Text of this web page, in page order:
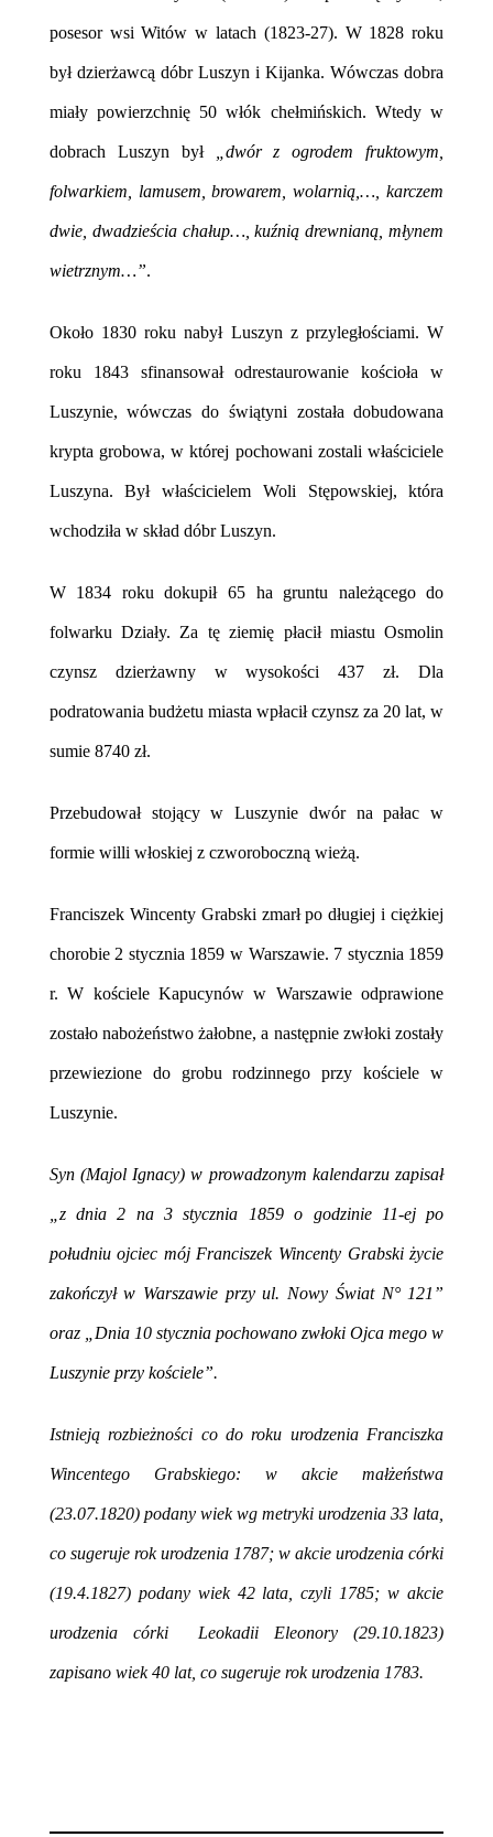
posesor wsi Witów w latach (1823-27). W 1828 roku
był dzierżawcą dóbr Luszyn i Kijanka. Wówczas dobra
miały powierzchnię 50 włók chełmińskich. Wtedy w
dobrach Luszyn był „dwór z ogrodem fruktowym,
folwarkiem, lamusem, browarem, wolarnią,…, karczem
dwie, dwadzieścia chałup…, kuźnią drewnianą, młynem
wietrznym…”.
Około 1830 roku nabył Luszyn z przyległościami. W
roku 1843 sfinansował odrestaurowanie kościoła w
Luszynie, wówczas do świątyni została dobudowana
krypta grobowa, w której pochowani zostali właściciele
Luszyna. Był właścicielem Woli Stępowskiej, która
wchodziła w skład dóbr Luszyn.
W 1834 roku dokupił 65 ha gruntu należącego do
folwarku Działy. Za tę ziemię płacił miastu Osmolin
czynsz dzierżawny w wysokości 437 zł. Dla
podratowania budżetu miasta wpłacił czynsz za 20 lat, w
sumie 8740 zł.
Przebudował stojący w Luszynie dwór na pałac w
formie willi włoskiej z czworoboczną wieżą.
Franciszek Wincenty Grabski zmarł po długiej i ciężkiej
chorobie 2 stycznia 1859 w Warszawie. 7 stycznia 1859
r. W kościele Kapucynów w Warszawie odprawione
zostało nabożeństwo żałobne, a następnie zwłoki zostały
przewiezione do grobu rodzinnego przy kościele w
Luszynie.
Syn (Majol Ignacy) w prowadzonym kalendarzu zapisał
„z dnia 2 na 3 stycznia 1859 o godzinie 11-ej po
południu ojciec mój Franciszek Wincenty Grabski życie
zakończył w Warszawie przy ul. Nowy Świat N° 121”
oraz „Dnia 10 stycznia pochowano zwłoki Ojca mego w
Luszynie przy kościele”.
Istnieją rozbieżności co do roku urodzenia Franciszka
Wincentego Grabskiego: w akcie małżeństwa
(23.07.1820) podany wiek wg metryki urodzenia 33 lata,
co sugeruje rok urodzenia 1787; w akcie urodzenia córki
(19.4.1827) podany wiek 42 lata, czyli 1785; w akcie
urodzenia córki Leokadii Eleonory (29.10.1823)
zapisano wiek 40 lat, co sugeruje rok urodzenia 1783.